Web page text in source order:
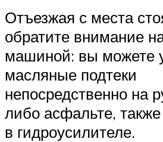
Отъезжая с места
обратите внимание
машиной: вы можете
масляные подтеки
непосредственно на
либо асфальте, также
в гидроусилителе.